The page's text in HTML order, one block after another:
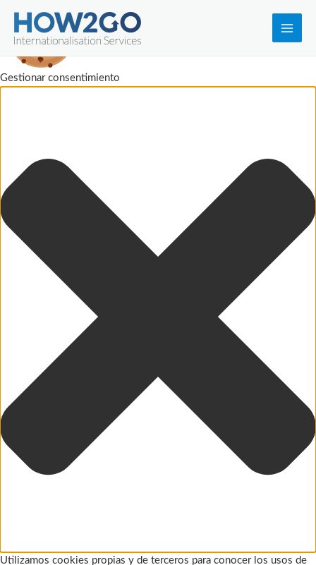
Gestionar consentimiento
Utilizamos cookies propias y de terceros para conocer los usos de
Main